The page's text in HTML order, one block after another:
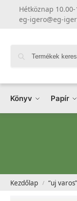
Hétköznap 10.00-
eg-igero@eg-
Könyv Papír
Kezdőlap / “uj